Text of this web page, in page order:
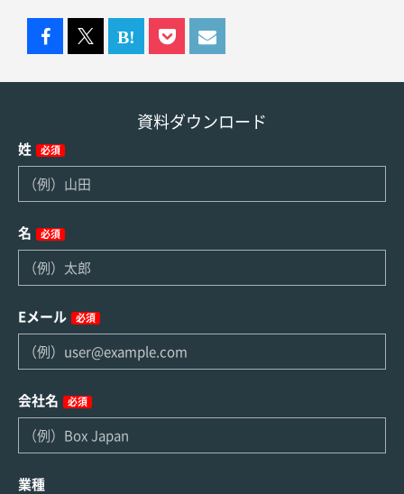
資料ダウンロード
姓 必須
名 必須
Eメール 必須
会社名 必須
業種